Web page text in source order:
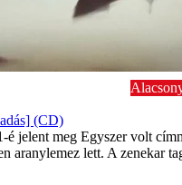
(CD)
é jelent meg Egyszer volt
aranylemez lett. A zenekar